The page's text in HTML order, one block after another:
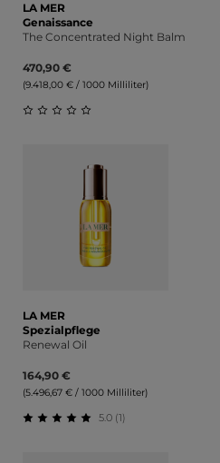
LA MER
Genaissance
The Concentrated Night Balm
470,90 €
(9.418,00 € / 1000 Milliliter)
LA MER
Spezialpflege
Renewal Oil
164,90 €
(5.496,67 € / 1000 Milliliter)
5.0 (1)